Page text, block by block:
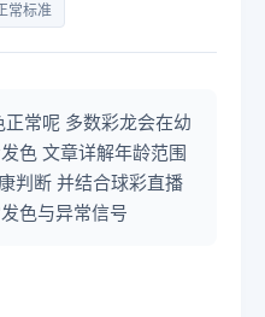
常标准
常呢 多数彩龙会在幼
色 文章详解年龄范围
判断 并结合球彩直播
色与异常信号